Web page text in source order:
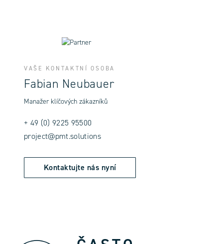
VAŠE KONTAKTNÍ OSOBA
Fabian Neubauer
Manažer klíčových zákazníků
+ 49 (0) 9225 95500
project@pmt.solutions
Kontaktujte nás nyní